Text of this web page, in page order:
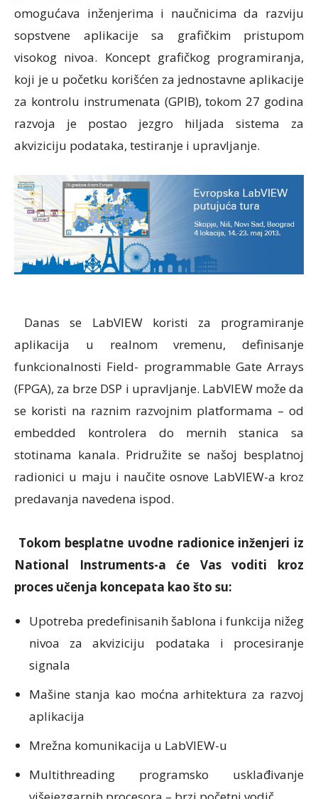
omogućava inženjerima i naučnicima da razviju
sopstvene aplikacije sa grafičkim pristupom
visokog nivoa. Koncept grafičkog programiranja,
koji je u početku korišćen za jednostavne aplikacije
za kontrolu instrumenata (GPIB), tokom 27 godina
razvoja je postao jezgro hiljada sistema za
akviziciju podataka, testiranje i upravljanje.
Danas se LabVIEW koristi za programiranje
aplikacija u realnom vremenu, definisanje
funkcionalnosti Field- programmable Gate Arrays
(FPGA), za brze DSP i upravljanje. LabVIEW može da
se koristi na raznim razvojnim platformama – od
embedded kontrolera do mernih stanica sa
stotinama kanala. Pridružite se našoj besplatnoj
radionici u maju i naučite osnove LabVIEW-a kroz
predavanja navedena ispod.
Tokom besplatne uvodne radionice inženjeri iz
National Instruments-a će Vas voditi kroz
proces učenja koncepata kao što su:
Upotreba predefinisanih šablona i funkcija nižeg
nivoa za akviziciju podataka i procesiranje
signala
Mašine stanja kao moćna arhitektura za razvoj
aplikacija
Mrežna komunikacija u LabVIEW-u
Multithreading programsko usklađivanje